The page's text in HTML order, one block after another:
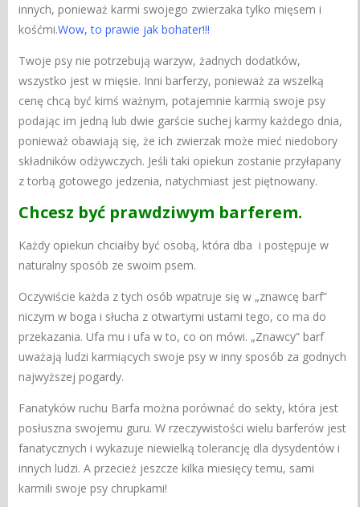
innych, ponieważ karmi swojego zwierzaka tylko mięsem i
kośćmi.Wow, to prawie jak bohater!!!
Twoje psy nie potrzebują warzyw, żadnych dodatków,
wszystko jest w mięsie. Inni barferzy, ponieważ za wszelką
cenę chcą być kimś ważnym, potajemnie karmią swoje psy
podając im jedną lub dwie garście suchej karmy każdego dnia,
ponieważ obawiają się, że ich zwierzak może mieć niedobory
składników odżywczych. Jeśli taki opiekun zostanie przyłapany
z torbą gotowego jedzenia, natychmiast jest piętnowany.
Chcesz być prawdziwym barferem.
Każdy opiekun chciałby być osobą, która dba i postępuje w
naturalny sposób ze swoim psem.
Oczywiście każda z tych osób wpatruje się w „znawcę barf”
niczym w boga i słucha z otwartymi ustami tego, co ma do
przekazania. Ufa mu i ufa w to, co on mówi. „Znawcy” barf
uważają ludzi karmiących swoje psy w inny sposób za godnych
najwyższej pogardy.
Fanatyków ruchu Barfa można porównać do sekty, która jest
posłuszna swojemu guru. W rzeczywistości wielu barferów jest
fanatycznych i wykazuje niewielką tolerancję dla dysydentów i
innych ludzi. A przecież jeszcze kilka miesięcy temu, sami
karmili swoje psy chrupkami!